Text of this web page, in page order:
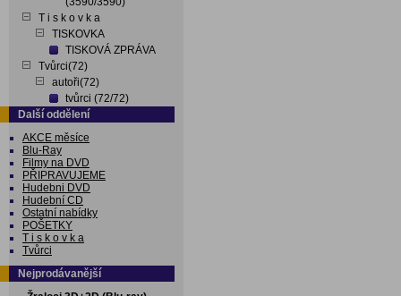
T i s k o v k a
TISKOVKA
TISKOVÁ ZPRÁVA
Tvůrci(72)
autoři(72)
tvůrci (72/72)
Další oddělení
AKCE měsíce
Blu-Ray
Filmy na DVD
PŘIPRAVUJEME
Hudebni DVD
Hudební CD
Ostatní nabídky
POŠETKY
T i s k o v k a
Tvůrci
Nejprodávanější